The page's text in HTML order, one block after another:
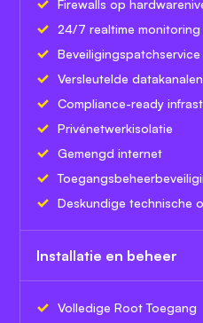
Firewalls op
24/7 realtime monitoring
Beveiligingspatchservice
Versleutelde datakanalen
Compliance-ready
Privénetwerkisolatie
Gemengd internet
Deskundige technische
Installatie en beheer
Volledige Root Toegang